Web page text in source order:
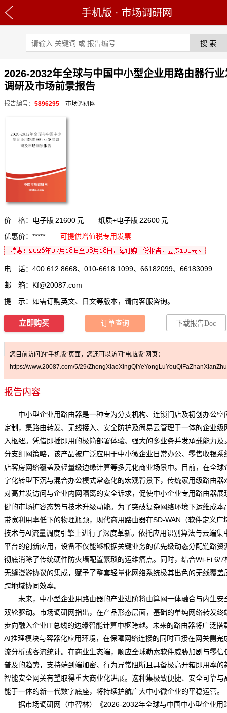
手机版 · 市场调研网
2026-2032年全球与中国中小型企业用路由器行业
调研及市场前景报告
报告编号： 5896295 市场调研网
价 格：电子版 21600 元 纸质+电子版 22600 元
优惠价：*****
可提供增值税专用发票
电 话：400 612 8668、010-6618 1099、66182099、66183099
邮 箱： Kf@20087.com
提 示：如需订购英文、日文等版本，请向客服咨询。
立即购买 订单查询 下载报告Doc
您目前访问的“手机版”页面，您还可以访问“电脑版”网页：
https://www.20087.com/5/29/
报告内容
中小型企业用路由器是一种专为分支机构、连锁门店及初创办公空
定制，集路由转发、无线接入、安全防护及简易云管理于一体的企业级
入枢纽。凭借即插即用的极简部署体验、强大的多业务并发承载能力及
分支组网策略，该产品被广泛应用于中小微企业日常办公、零售收银系
店客房网络覆盖及轻量级边缘计算等多元化商业场景中。目前，在全球
字化转型下沉与混合办公模式常态化的宏观背景下，传统家用级路由器
对高并发访问与企业内网隔离的安全诉求，促使中小企业专用路由器展
健的市场扩容态势与技术升级动能。为了突破复杂网络环境下运维成本
带宽利用率低下的物理瓶颈，现代商用路由器在SD-WAN（软件定义广
技术与AI流量调度引擎上进行了深度革新。依托应用识别算法与云端集
平台的创新应用，设备不仅能够根据关键业务的优先级动态分配链路资
彻底消除了传统硬件防火墙配置繁琐的运维痛点。同时，结合Wi-Fi 6/7
无缝漫游协议的集成，赋予了整套轻量化网络系统极其出色的无线覆盖
跨地域协同效率。
未来，中小型企业用路由器的产业进阶将由算网一体融合与内生安
双轮驱动。 市场调研网指出，在产品形态层面，基础的单纯网络转发终
步向融入企业IT总线的边缘智能计算中枢跨越。未来的路由器将广泛搭
AI推理模块与容器化应用环境，在保障网络连接的同时直接在网关侧完
流分析或客流统计。在商业生态端，顺应全球勒索软件威胁加剧与零信
普及的趋势，支持端到端加密、行为异常阻断且具备极高开箱即用率的
智能安全网关有望取得重大商业化进展。这种集极致便捷、安全可靠与
能于一体的新一代数字底座，将持续护航广大中小微企业的平稳运营。
据市场调研网（中智林）《2026-2032年全球与中国中小型企业用